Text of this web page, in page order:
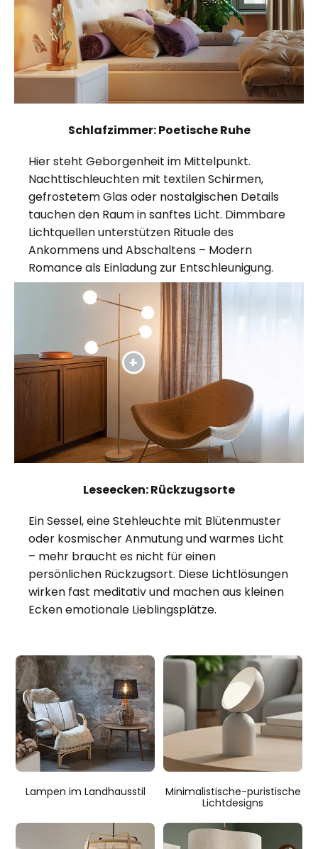
Schlafzimmer: Poetische Ruhe
Hier steht Geborgenheit im Mittelpunkt.
Nachttischleuchten mit textilen Schirmen,
gefrostetem Glas oder nostalgischen Details
tauchen den Raum in sanftes Licht. Dimmbare
Lichtquellen unterstützen Rituale des
Ankommens und Abschaltens – Modern
Romance als Einladung zur Entschleunigung.
Leseecken: Rückzugsorte
Ein Sessel, eine Stehleuchte mit Blütenmuster
oder kosmischer Anmutung und warmes Licht
– mehr braucht es nicht für einen
persönlichen Rückzugsort. Diese Lichtlösungen
wirken fast meditativ und machen aus kleinen
Ecken emotionale Lieblingsplätze.
Lampen im Landhausstil
Minimalistische-puristische
Lichtdesigns